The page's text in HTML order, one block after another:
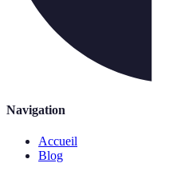
Navigation
Accueil
Blog